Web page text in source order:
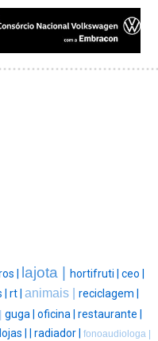
| lajota | hortifruti | ceo |
rt | animais | reciclagem |
guga | oficina | restaurante |
lojas | radiador | fonoaudiologa |